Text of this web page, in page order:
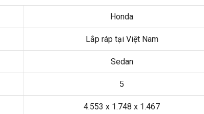
Honda
Lắp ráp tại Việt Nam
Sedan
5
4.553 x 1.748 x 1.467